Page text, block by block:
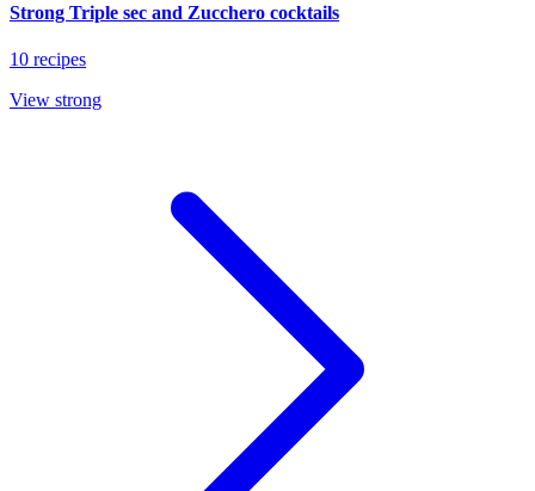
Strong Triple sec and Zucchero cocktails
10 recipes
View strong